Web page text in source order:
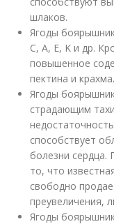
шлаков.
Ягоды
С, A, E, K и др.
повышенное
пектина и
Ягоды
страдающим
способствует
болезни сердца.
то, что
свободно
преувеличения,
Ягоды